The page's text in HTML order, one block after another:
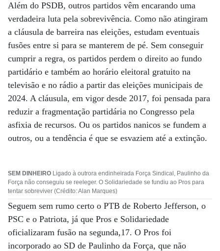
Além do PSDB, outros partidos vêm encarando uma
verdadeira luta pela sobrevivência. Como não atingiram
a cláusula de barreira nas eleições, estudam eventuais
fusões entre si para se manterem de pé. Sem conseguir
cumprir a regra, os partidos perdem o direito ao fundo
partidário e também ao horário eleitoral gratuito na
televisão e no rádio a partir das eleições municipais de
2024. A cláusula, em vigor desde 2017, foi pensada para
reduzir a fragmentação partidária no Congresso pela
asfixia de recursos. Ou os partidos nanicos se fundem a
outros, ou a tendência é que se esvaziem até a extinção.
SEM DINHEIRO Ligado à outrora endinheirada Força Sindical, Paulinho da
Força não conseguiu se reeleger. O Solidariedade se fundiu ao Pros para
tentar sobreviver (Crédito: Alan Marques)
Seguem sem rumo certo o PTB de Roberto Jefferson, o
PSC e o Patriota, já que Pros e Solidariedade
oficializaram fusão na segunda,17. O Pros foi
incorporado ao SD de Paulinho da Força, que não